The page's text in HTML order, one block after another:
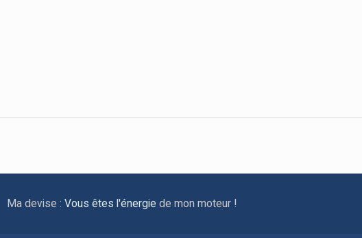
Ma devise :Vous êtes l'énergiede mon moteur !